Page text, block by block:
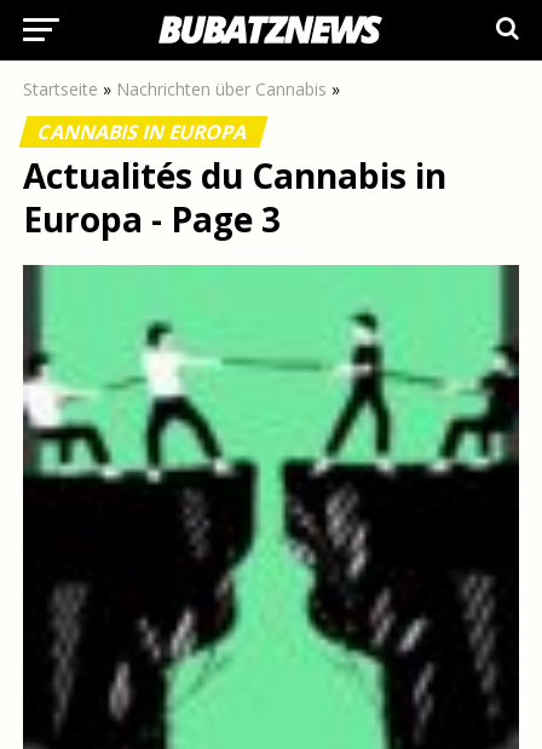
Startseite » Nachrichten über Cannabis »
CANNABIS IN EUROPA
Actualités du Cannabis in
Europa - Page 3